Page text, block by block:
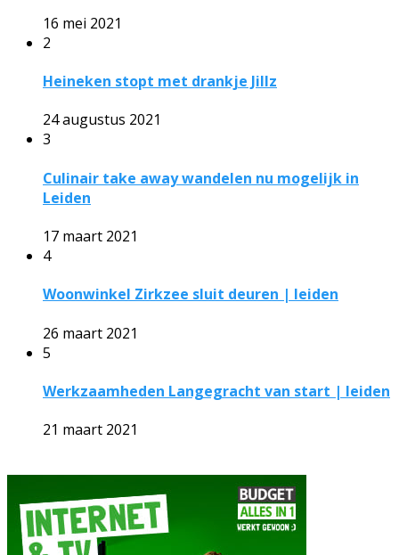
16 mei 2021
2
Heineken stopt met drankje Jillz
24 augustus 2021
3
Culinair take away wandelen nu mogelijk in
Leiden
17 maart 2021
4
Woonwinkel Zirkzee sluit deuren | leiden
26 maart 2021
5
Werkzaamheden Langegracht van start | leiden
21 maart 2021